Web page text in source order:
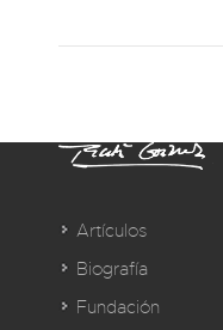
Artículos
Biografía
Fundación